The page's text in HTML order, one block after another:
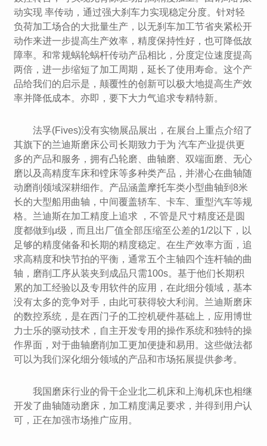
动实现 率传动，通过强大刹车力实现稳定分度。针对轻
负荷加工场合的大批量生产，以无刹车加工节省夹紧松开
动作来进一步提高生产效率，精度保持性好，也可降低故
障率。和常规蜗轮蜗杆传动产品相比，分度定位速度提高
两倍，进一步缩短了加工周期，延长了使用寿命。这个产
品给我们的启示是，颠覆性的创新可以极大地提高生产效
率并降低成本。亦即，要下大力气追求专精特新。
法孚(Fives)没有实物展品展出，在展台上重点介绍了
其旗下的兰迪斯磨床公司长期致力于为 汽车产业提供更
多的产品和服务，拥有凸轮磨、曲轴磨、双端面磨、无心
磨以及高精度车床和镗床等多种类产品，并潜心在曲轴随
动磨削领域深耕细作。产品涵盖摩托车类小型曲轴到8米
长的大型船用曲轴，中间覆盖轿车、卡车、重型汽车等规
格。兰迪斯在加工精度上追求 ，不管是尺寸精度还是圆
度都做到μ级，而且出厂值全部压缩至公差的1/2以下，以
足够的精度储备和长期的精度稳定。在生产效率方面，追
求高精度和快节拍的平衡，通常五个主轴四个连杆轴的曲
轴，磨削工序从装夹到成品只需100s。基于他们长期积
累的加工经验以及专用软件的应用，在此细分领域，基本
没有太多的竞争对手，由此可获得较大利润。兰迪斯磨床
的数控系统，是在西门子的工控机硬件基础上，应用博世
力士乐的驱动技术，自主开发专用的操作系统和独特的操
作界面，对于曲轴磨削加工更加便捷和易用。这些做法都
可以为我们深化细分领域的产品和市场拓展提供参考。
我国磨床行业的骨干企业北二机床和上海机床也相继
开发了曲轴随动磨床，加工精度满足要求，并得到用户认
可，正在加强市场推广应用。